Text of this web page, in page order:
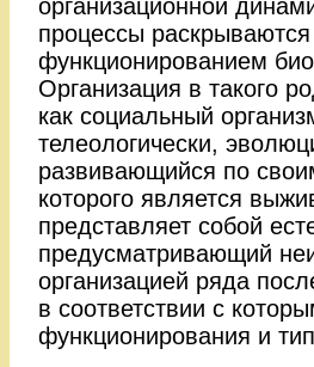
организационной
процессы
функционированием
Организация в такого
как социальный
телеологически,
развивающийся по
которого является
представляет собой
предусматривающий
организацией ряда
в соответствии с
функционирования и